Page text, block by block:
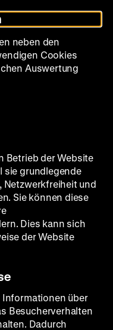
- 00.00 Uhr
Mutter
Mutter
K: Jürgen
Jacobi, Eva
Thomas, 151’
um 18.30 Uhr·
neben den
Cookies
Auswertung
Betrieb der Website
sie grundlegende
Netzwerkfreiheit und
Sie können diese
Dies kann sich
der Website
Informationen über
Besucherverhalten
Dadurch